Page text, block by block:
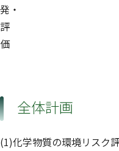
発・
評
価
全体計画
(1)化学物質の環境リスク